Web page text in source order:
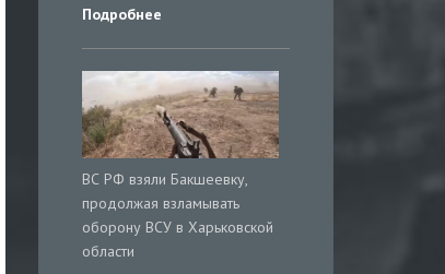
Подробнее
ВС РФ взяли Бакшеевку,
продолжая взламывать
оборону ВСУ в Харьковской
области